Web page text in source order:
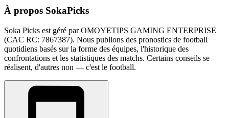
À propos SokaPicks
Soka Picks est géré par OMOYETIPS GAMING ENTERPRISE
(CAC RC: 7867387). Nous publions des pronostics de football
quotidiens basés sur la forme des équipes, l'historique des
confrontations et les statistiques des matchs. Certains conseils se
réalisent, d'autres non — c'est le football.